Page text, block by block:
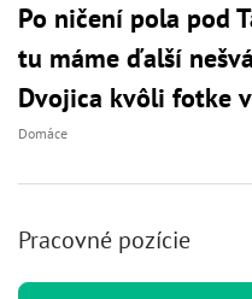
Po ničení pola pod
tu máme ďalší
Dvojica kvôli fotke
Domáce
Pracovné pozície